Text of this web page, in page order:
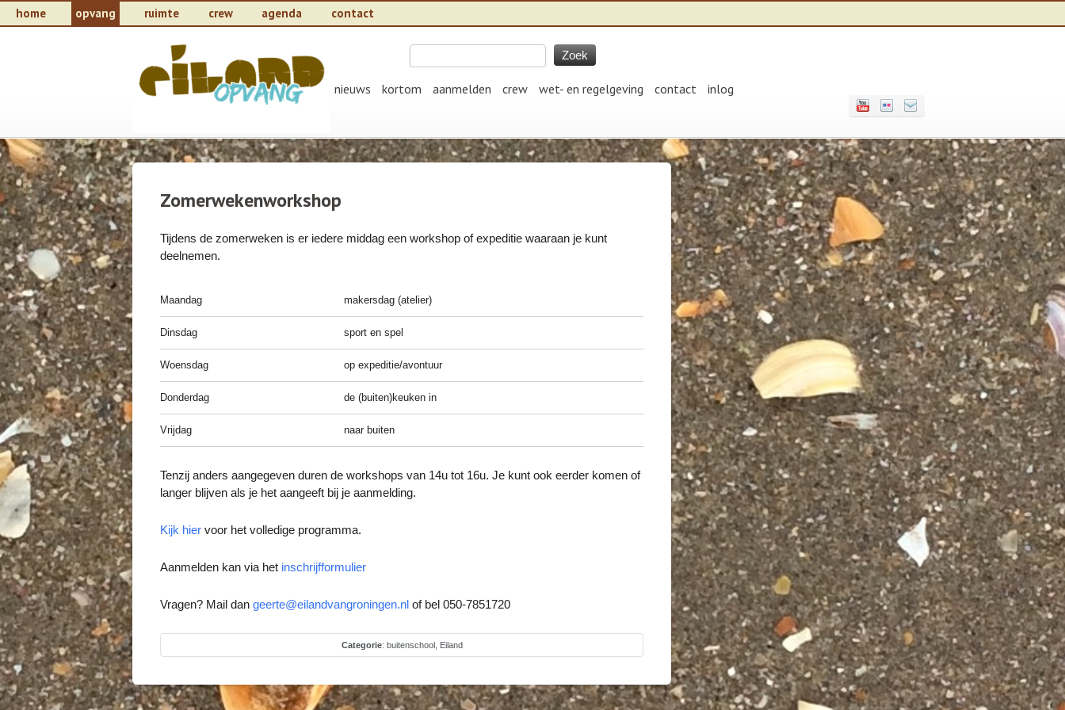
home opvang ruimte crew agenda contact
nieuws kortom aanmelden crew wet- en regelgeving contact inlog
Zomerwekenworkshop
Tijdens de zomerweken is er iedere middag een workshop of expeditie waaraan je kunt
deelnemen.
Maandag makersdag (atelier)
Dinsdag sport en spel
Woensdag op expeditie/avontuur
Donderdag de (buiten)keuken in
Vrijdag naar buiten
Tenzij anders aangegeven duren de workshops van 14u tot 16u. Je kunt ook eerder komen of
langer blijven als je het aangeeft bij je aanmelding.
Kijk hier voor het volledige programma.
Aanmelden kan via het inschrijfformulier
Vragen? Mail dan geerte@eilandvangroningen.nl of bel 050-7851720
Categorie: buitenschool, Eiland